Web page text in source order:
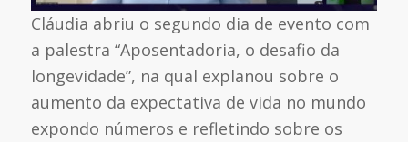
Cláudia abriu o segundo dia de evento com
a palestra “Aposentadoria, o desafio da
longevidade”, na qual explanou sobre o
aumento da expectativa de vida no mundo
expondo números e refletindo sobre os